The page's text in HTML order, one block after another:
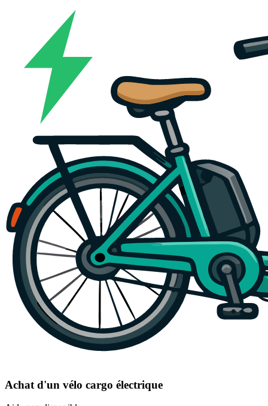
Achat d'un vélo cargo électrique